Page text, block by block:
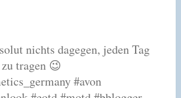
nichts dagegen, jeden Tag
tragen 😉
#avon